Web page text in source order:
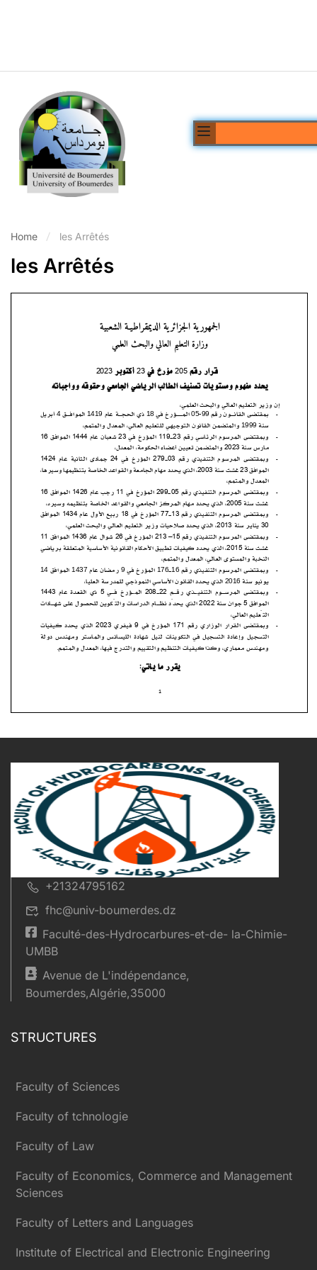
Home les Arrêtés
les Arrêtés
+21324795162
fhc@univ-boumerdes.dz
Faculté-des-Hydrocarbures-et-de- la-Chimie-
UMBB
Avenue de L'indépendance,
Boumerdes,Algérie,35000
STRUCTURES
Faculty of Sciences
Faculty of tchnologie
Faculty of Law
Faculty of Economics, Commerce and Management
Sciences
Faculty of Letters and Languages
Institute of Electrical and Electronic Engineering